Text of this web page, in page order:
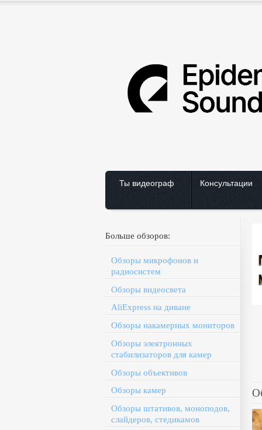
Ты видеограф Консультации
Больше обзоров:
Обзоры микрофонов и
радиосистем
Обзоры видеосвета
AliExpress на диване
Обзоры накамерных мониторов
Обзоры электронных
стабилизаторов для камер
Обзоры объективов
Обзоры камер
Обзоры штативов, моноподов,
слайдеров, стедикамов